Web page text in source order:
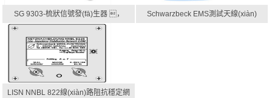
SG 9303-梳狀信號發(fā)生器 ， Schwarzbeck EMS測試天線(xiàn)
LISN NNBL 822線(xiàn)路阻抗穩定網